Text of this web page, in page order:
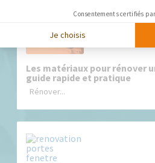
Les matériaux pour rénover
guide rapide et pratique
Rénover...
Consentements certifiés par
Je choisis